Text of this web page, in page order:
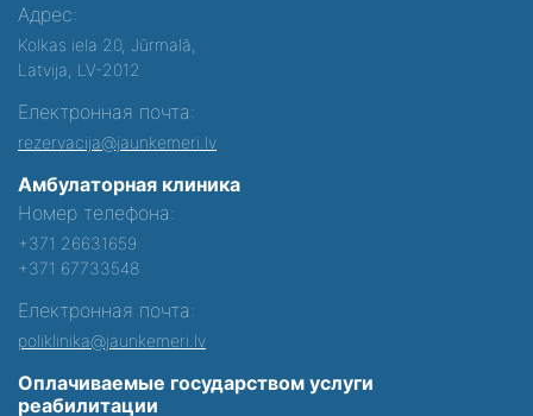
Адрес:
Kolkas iela 20, Jūrmalā,
Latvija, LV-2012
Електронная почта:
rezervacija@jaunkemeri.lv
Амбулаторная клиника
Номер телефона:
+371 26631659
+371 67733548
Електронная почта:
poliklinika@jaunkemeri.lv
Оплачиваемые государством услуги
реабилитации